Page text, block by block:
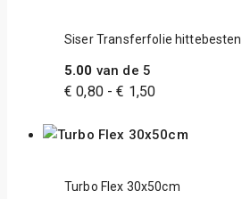
Siser Transferfolie
5.00 van de 5
€ 0,80 - € 1,50
Turbo Flex 30x50cm